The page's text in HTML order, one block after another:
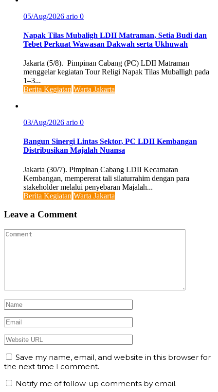
05/Aug/2026 ario 0
Napak Tilas Mubaligh LDII Matraman, Setia Budi dan
Tebet Perkuat Wawasan Dakwah serta Ukhuwah
Jakarta (5/8). Pimpinan Cabang (PC) LDII Matraman
menggelar kegiatan Tour Religi Napak Tilas Muballigh pada
1–3...
Berita Kegiatan Warta Jakarta
03/Aug/2026 ario 0
Bangun Sinergi Lintas Sektor, PC LDII Kembangan
Distribusikan Majalah Nuansa
Jakarta (30/7). Pimpinan Cabang LDII Kecamatan
Kembangan, mempererat tali silaturrahim dengan para
stakeholder melalui penyebaran Majalah...
Berita Kegiatan Warta Jakarta
Leave a Comment
Save my name, email, and website in this browser for
the next time I comment.
Notify me of follow-up comments by email.